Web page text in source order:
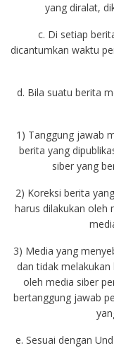
yang diralat,
c. Di setiap
dicantumkan waktu
d. Bila suatu berita
1) Tanggung jawab
berita yang
siber yang
2) Koreksi berita
harus dilakukan oleh
3) Media yang
dan tidak
oleh media siber
bertanggung jawab
e. Sesuai dengan